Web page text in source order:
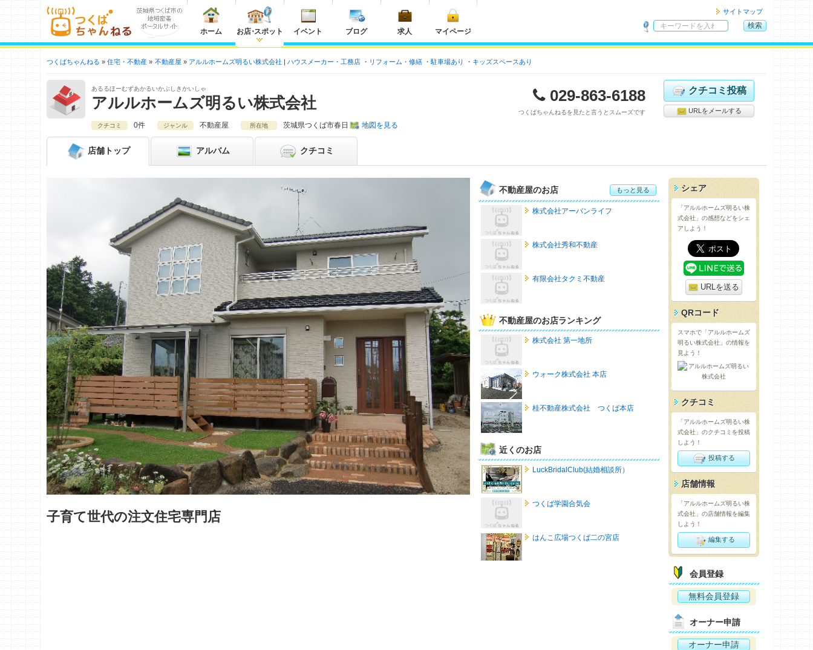
ホーム お店・スポット イベント ブログ 求人 マイページ
サイトマップ
内
索
検索
つくばちゃんねる 住宅・不動産 不動産屋 アルルホームズ明るい株式会社 ハウスメーカー・工務店 リフォーム・修繕 駐車場あり キッズスペースあり
あるるほーむずあかるいかぶしきかいしゃ
アルルホームズ明るい株式会社 029-863-6188
つくばちゃんねるを見たと言うとスムーズです
クチコミ投稿
URLをメールする
クチコミ 0件 ジャンル 不動産屋 所在地 茨城県つくば市春日 地図を見る
店舗 トップ アルバム クチコミ
子育て世代の注文住宅専門店
不動産屋のお店 もっと見る
株式会社アーバンライフ
株式会社秀和不動産
有限会社タクミ不動産
不動産屋のお店ランキング
株式会社 第一地所
ウォーク株式会社 本店
桂不動産株式会社 つくば本店
近くのお店
LuckBridalClub(結婚相談所）
つくば学園合気会
はんこ広場つくば二の宮店
シェア
「アルルホームズ明るい株
式会社」の感想などをシェ
アしよう！
URLを送る
QRコード
スマホで「アルルホームズ
明るい株式会社」の情報を
見よう！
クチコミ
「アルルホームズ明るい株
式会社」のクチコミを投稿
しよう！
投稿する
店舗情報
「アルルホームズ明るい株
式会社」の店舗情報を編集
しよう！
編集する
会員登録
無料会員登録
オーナー申請
オーナー申請